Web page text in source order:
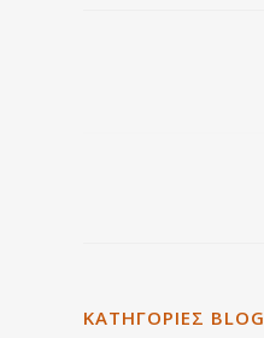
ΚΑΤΗΓΟΡΙΕΣ BLOG